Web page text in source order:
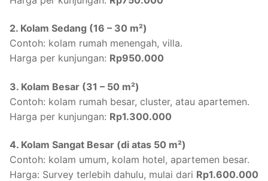
2. Kolam Sedang (16 – 30 m²)
Contoh: kolam rumah menengah, villa.
Harga per kunjungan: Rp950.000
3. Kolam Besar (31 – 50 m²)
Contoh: kolam rumah besar, cluster, atau apartemen.
Harga per kunjungan: Rp1.300.000
4. Kolam Sangat Besar (di atas 50 m²)
Contoh: kolam umum, kolam hotel, apartemen besar.
Harga: Survey terlebih dahulu, mulai dari Rp1.600.000